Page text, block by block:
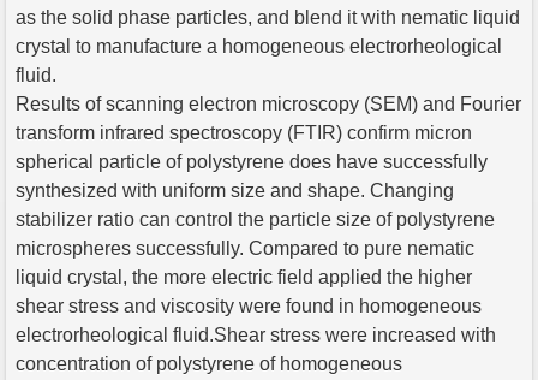
as the solid phase particles, and blend it with nematic liquid
crystal to manufacture a homogeneous electrorheological
fluid.
Results of scanning electron microscopy (SEM) and Fourier
transform infrared spectroscopy (FTIR) confirm micron
spherical particle of polystyrene does have successfully
synthesized with uniform size and shape. Changing
stabilizer ratio can control the particle size of polystyrene
microspheres successfully. Compared to pure nematic
liquid crystal, the more electric field applied the higher
shear stress and viscosity were found in homogeneous
electrorheological fluid.Shear stress were increased with
concentration of polystyrene of homogeneous